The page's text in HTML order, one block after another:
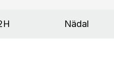
Nädal